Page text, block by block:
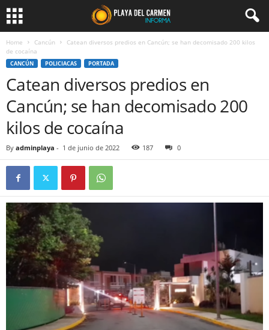
Home Cancún
Catean diversos predios en Cancún; se han decomisado 200 kilos
de cocaína
CANCÚN POLICIACAS PORTADA
Catean diversos predios en
Cancún; se han decomisado 200
kilos de cocaína
By adminplaya - 1 de junio de 2022 187 0